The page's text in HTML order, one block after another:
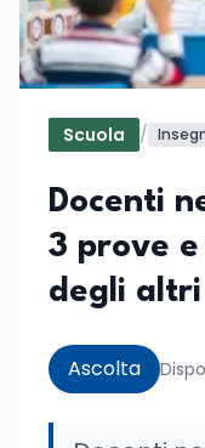
Scuola /
Docenti
3 prove e
degli altri
Ascolta